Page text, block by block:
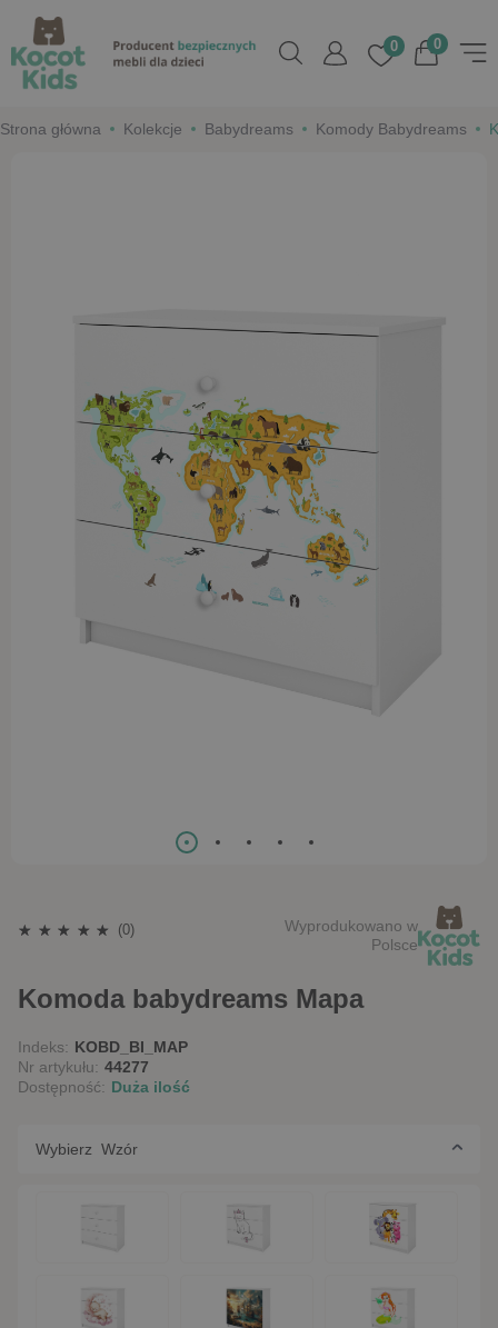
0
0
Strona główna Kolekcje Babydreams Komody Babydreams
(0)
Wyprodukowano w
Polsce
Komoda babydreams Mapa
Indeks: KOBD_BI_MAP
Nr artykułu: 44277
Dostępność: Duża ilość
Wybierz Wzór